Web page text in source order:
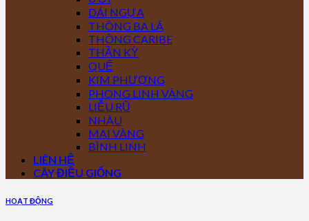
DÁI NGỰA
THÔNG BA LÁ
THÔNG CARIBE
THẦN KỲ
QUẾ
KIM PHƯỢNG
PHONG LINH VÀNG
LIỄU RŨ
NHÀU
MAI VÀNG
BÌNH LINH
LIÊN HỆ
CÂY ĐIỀU GIỐNG
HOẠT ĐỘNG